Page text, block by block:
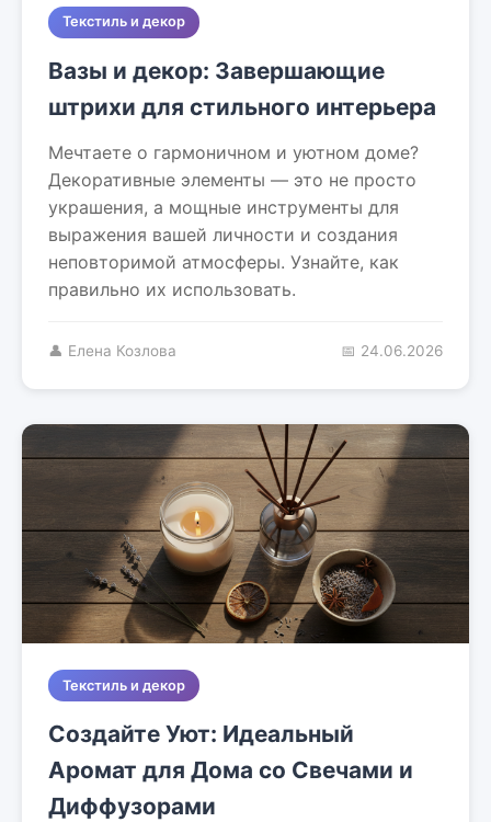
Текстиль и декор
Вазы и декор: Завершающие
штрихи для стильного интерьера
Мечтаете о гармоничном и уютном доме?
Декоративные элементы — это не просто
украшения, а мощные инструменты для
выражения вашей личности и создания
неповторимой атмосферы. Узнайте, как
правильно их использовать.
👤 Елена Козлова 📅 24.06.2026
Текстиль и декор
Создайте Уют: Идеальный
Аромат для Дома со Свечами и
Диффузорами